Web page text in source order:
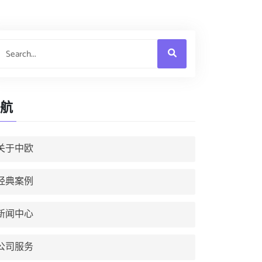
于中欧
典案例
闻中心
司服务